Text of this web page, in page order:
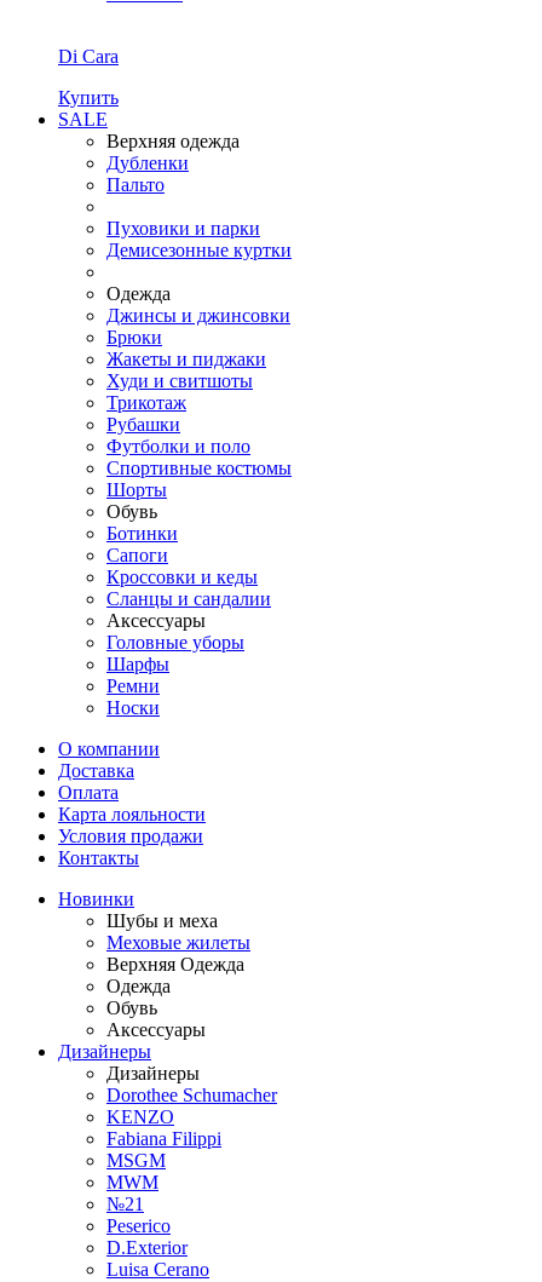
Di Cara
Купить
SALE
Верхняя одежда
Дубленки
Пальто
Пуховики и парки
Демисезонные куртки
Одежда
Джинсы и джинсовки
Брюки
Жакеты и пиджаки
Худи и свитшоты
Трикотаж
Рубашки
Футболки и поло
Спортивные костюмы
Шорты
Обувь
Ботинки
Сапоги
Кроссовки и кеды
Сланцы и сандалии
Аксессуары
Головные уборы
Шарфы
Ремни
Носки
О компании
Доставка
Оплата
Карта лояльности
Условия продажи
Контакты
Новинки
Шубы и меха
Меховые жилеты
Верхняя Одежда
Одежда
Обувь
Аксессуары
Дизайнеры
Дизайнеры
Dorothee Schumacher
KENZO
Fabiana Filippi
MSGM
MWM
№21
Peserico
D.Exterior
Luisa Cerano